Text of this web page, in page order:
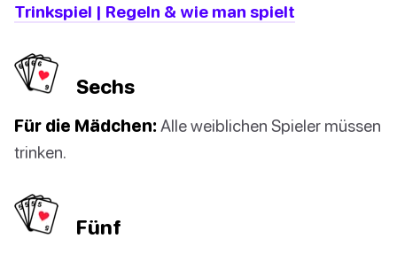
Trinkspiel | Regeln & wie man spielt
Sechs
Für die Mädchen: Alle weiblichen Spieler müssen
trinken.
Fünf